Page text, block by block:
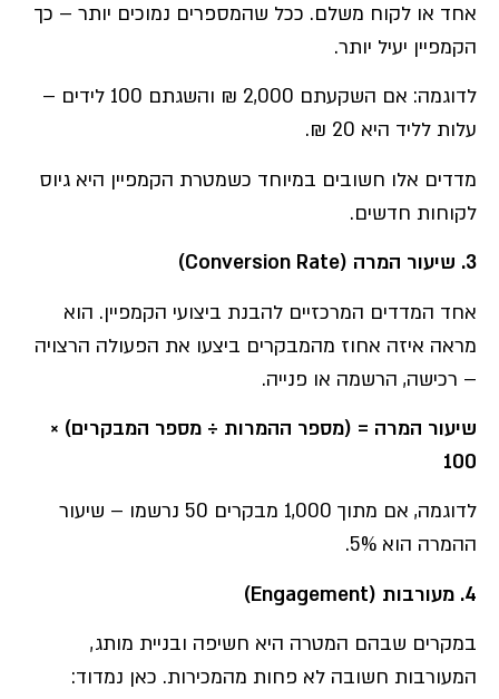
אחד או לקוח משלם. ככל שהמספרים נמוכים יותר – כך
הקמפיין יעיל יותר.
לדוגמה: אם השקעתם 2,000 ₪ והשגתם 100 לידים –
עלות לליד היא 20 ₪.
מדדים אלו חשובים במיוחד כשמטרת הקמפיין היא גיוס
לקוחות חדשים.
3. שיעור המרה (Conversion Rate)
אחד המדדים המרכזיים להבנת ביצועי הקמפיין. הוא
מראה איזה אחוז מהמבקרים ביצעו את הפעולה הרצויה
– רכישה, הרשמה או פנייה.
שיעור המרה = (מספר ההמרות ÷ מספר המבקרים) ×
100
לדוגמה, אם מתוך 1,000 מבקרים 50 נרשמו – שיעור
ההמרה הוא 5%.
4. מעורבות (Engagement)
במקרים שבהם המטרה היא חשיפה ובניית מותג,
המעורבות חשובה לא פחות מהמכירות. כאן נמדוד: